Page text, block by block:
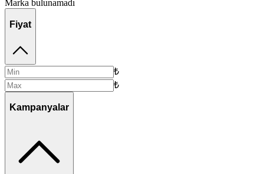
Marka bulunamadı
Fiyat
₺
₺
Kampanyalar